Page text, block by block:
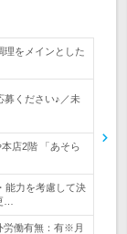
理をメインとした
募ください♪／未
店2階 「あそら
能力を考慮して決
…
働有無：有※月